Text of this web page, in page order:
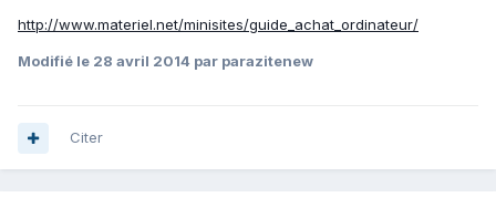
http://www.materiel.net/minisites/guide_achat_ordinateur/
Modifié le 28 avril 2014 par parazitenew
Citer